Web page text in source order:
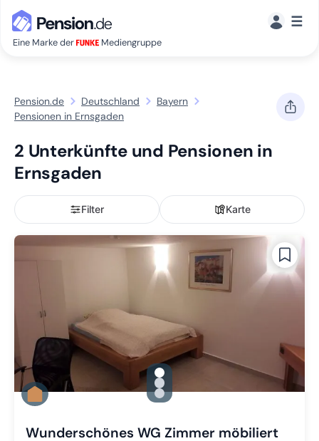
Eine Marke der Mediengruppe
☰
Pension.de Deutschland
Bayern
Pensionen in Ernsgaden
2 Unterkünfte und Pensionen in
Ernsgaden
Filter Karte
gallery.slide_selector
Zu Slide 1 wechseln
Zu Slide 2 wechseln
Zu Slide 3 wechseln
Wunderschönes WG Zimmer möbiliert